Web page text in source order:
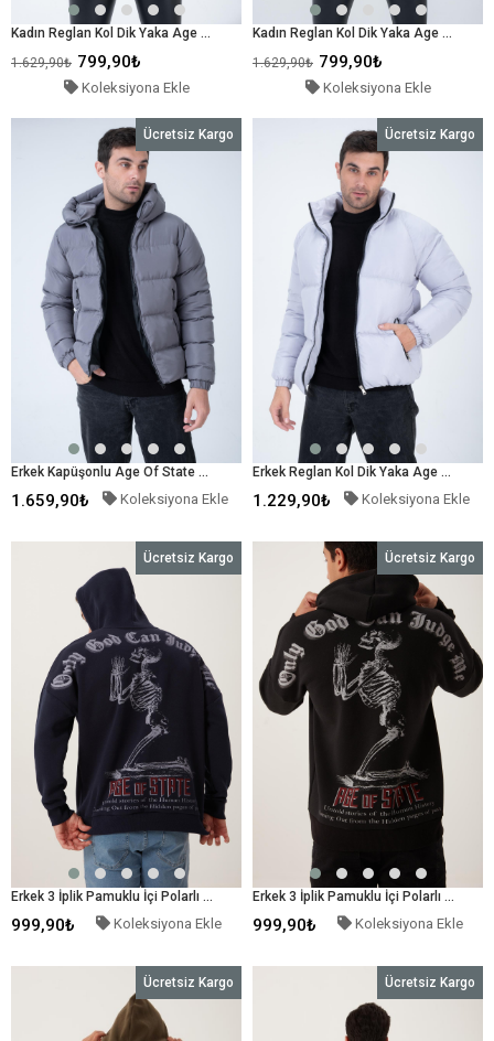
Kadın Reglan Kol Dik Yaka Age Of State Baskılı Mont Füme
799,90₺
1.629,90₺
Koleksiyona Ekle
Kadın Reglan Kol Dik Yaka Age Of State Baskılı Mont Ekru
799,90₺
1.629,90₺
Koleksiyona Ekle
Erkek Kapüşonlu Age Of State Baskılı Şişme Mont Füme
1.659,90₺ Koleksiyona Ekle
Ücretsiz Kargo
Erkek Reglan Kol Dik Yaka Age Of State Baskılı Mont Gümüş
1.229,90₺ Koleksiyona Ekle
Ücretsiz Kargo
Erkek 3 İplik Pamuklu İçi Polarlı Ön Arka Baskılı Oversize Kapüşonlu Lacivert Sweatshirt
999,90₺ Koleksiyona Ekle
Ücretsiz Kargo
Erkek 3 İplik Pamuklu İçi Polarlı Ön Arka Baskılı Oversize Kapüşonlu Siyah Sweatshirt
999,90₺ Koleksiyona Ekle
Ücretsiz Kargo
Ücretsiz Kargo Ücretsiz Kargo